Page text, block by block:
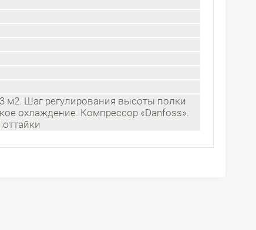
м2. Шаг регулирования высоты полки
охлаждение. Компрессор «Danfoss».